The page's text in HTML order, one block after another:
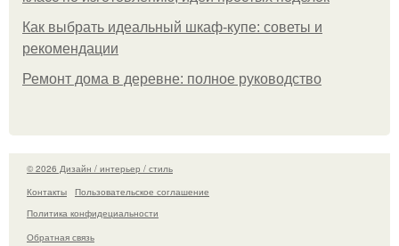
Как выбрать идеальный шкаф-купе: советы и
рекомендации
Ремонт дома в деревне: полное руководство
© 2026 Дизайн / интерьер / стиль
Контакты
Пользовательское соглашение
Политика конфидециальности
Обратная связь